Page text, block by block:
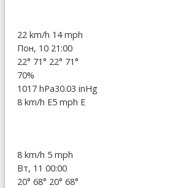
22 km/h 14 mph
Пон, 10 21:00
22° 71° 22° 71°
70%
1017 hPa30.03 inHg
8 km/h E5 mph E
8 km/h 5 mph
Вт, 11 00:00
20° 68° 20° 68°